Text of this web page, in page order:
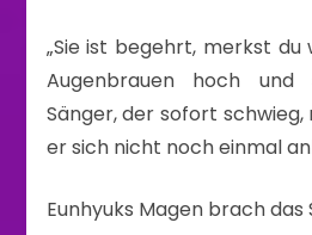
„Sie ist begehrt, merkst du
Augenbrauen hoch
Sänger, der sofort
er sich nicht noch einmal
Eunhyuks Magen brach das